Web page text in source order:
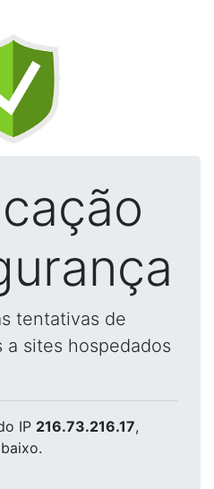
tentativas de
a sites hospedados
IP 216.73.216.17,